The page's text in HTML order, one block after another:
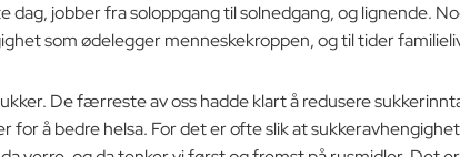
dag, jobber fra soloppgang til solnedgang, og lignende.
som ødelegger menneskekroppen, og til tider
De færreste av oss hadde klart å redusere
å bedre helsa. For det er ofte slik at